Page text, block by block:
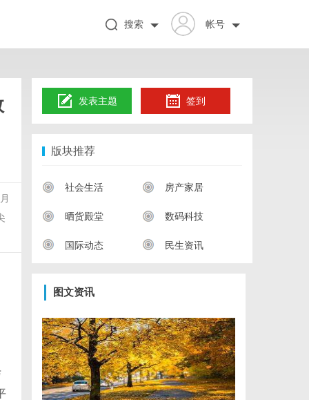
帐号
搜索
发表主题 签到
版块推荐
社会生活 房产家居
晒货殿堂 数码科技
国际动态 民生资讯
图文资讯